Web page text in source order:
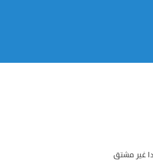
غير مشتق